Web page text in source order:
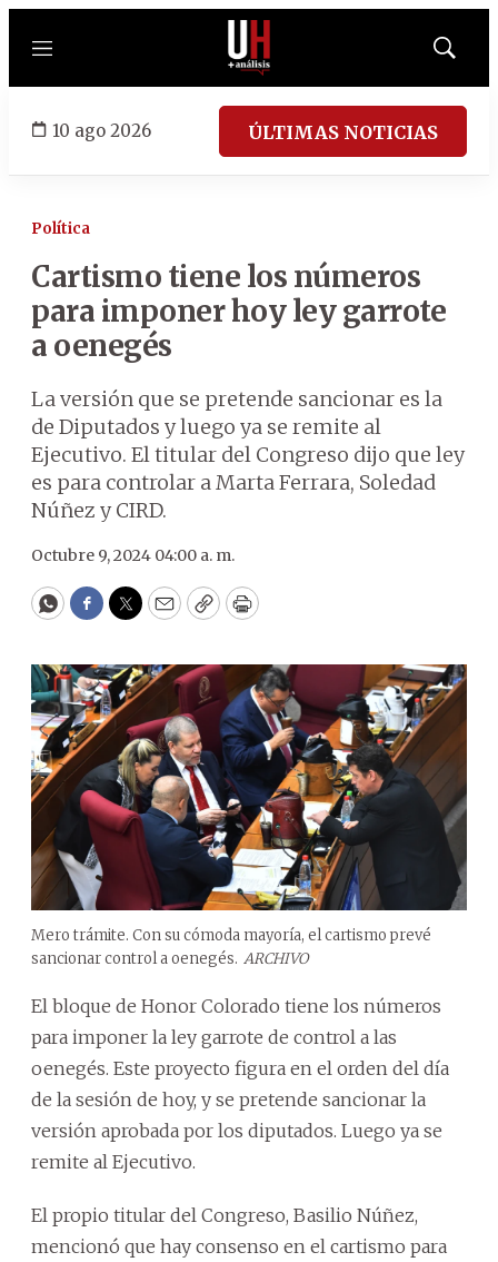
Menú
Mostrar
10 ago 2026 ÚLTIMAS NOTICIAS
Política
Cartismo tiene los números
para imponer hoy ley garrote
a oenegés
La versión que se pretende sancionar es la
de Diputados y luego ya se remite al
Ejecutivo. El titular del Congreso dijo que ley
es para controlar a Marta Ferrara, Soledad
Núñez y CIRD.
Octubre 9, 2024 04:00 a. m.
WhatsApp
Facebook
Twitter
EmailCopyPrint
Mero trámite. Con su cómoda mayoría, el cartismo prevé
sancionar control a oenegés. ARCHIVO
El bloque de Honor Colorado tiene los números
para imponer la ley garrote de control a las
oenegés. Este proyecto figura en el orden del día
de la sesión de hoy, y se pretende sancionar la
versión aprobada por los diputados. Luego ya se
remite al Ejecutivo.
El propio titular del Congreso, Basilio Núñez,
mencionó que hay consenso en el cartismo para